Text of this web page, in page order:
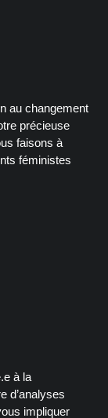
au changement
précieuse
faisons à
féministes
à la
d’analyses
impliquer